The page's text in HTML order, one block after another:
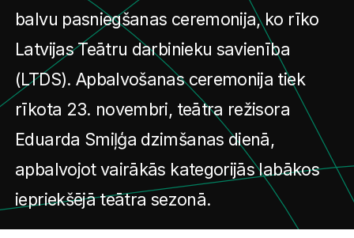
balvu pasniegšanas ceremonija, ko rīko
Latvijas Teātru darbinieku savienība
(LTDS). Apbalvošanas ceremonija tiek
rīkota 23. novembri, teātra režisora
Eduarda Smiļģa dzimšanas dienā,
apbalvojot vairākās kategorijās labākos
iepriekšējā teātra sezonā.